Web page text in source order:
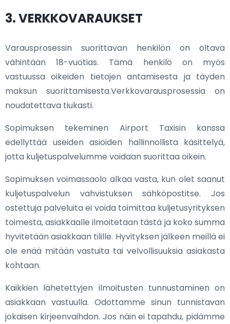
3. VERKKOVARAUKSET
Varausprosessin suorittavan henkilön on oltava
vähintään 18-vuotias. Tämä henkilö on myös
vastuussa oikeiden tietojen antamisesta ja täyden
maksun suorittamisesta.Verkkovarausprosessia on
noudatettava tiukasti.
Sopimuksen tekeminen Airport Taxisin kanssa
edellyttää useiden asioiden hallinnollista käsittelyä,
jotta kuljetuspalvelumme voidaan suorittaa oikein.
Sopimuksen voimassaolo alkaa vasta, kun olet saanut
kuljetuspalvelun vahvistuksen sähköpostitse. Jos
ostettuja palveluita ei voida toimittaa kuljetusyrityksen
toimesta, asiakkaalle ilmoitetaan tästä ja koko summa
hyvitetään asiakkaan tilille. Hyvityksen jälkeen meillä ei
ole enää mitään vastuita tai velvollisuuksia asiakasta
kohtaan.
Kaikkien lähetettyjen ilmoitusten tunnustaminen on
asiakkaan vastuulla. Odottamme sinun tunnistavan
jokaisen kirjeenvaihdon. Jos näin ei tapahdu, pidämme